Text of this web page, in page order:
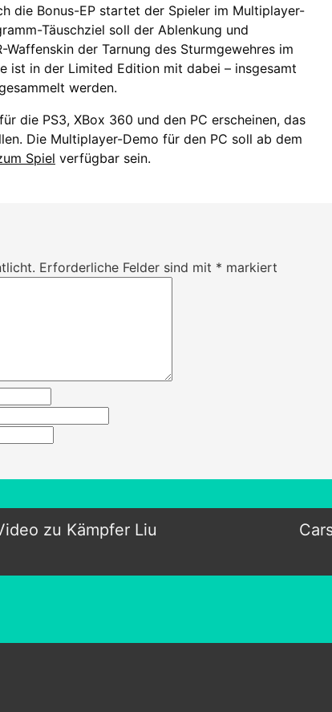
die Bonus-EP startet der Spieler im Multiplayer-
Täuschziel soll der Ablenkung und
Waffenskin der Tarnung des Sturmgewehres im
ist in der Limited Edition mit dabei – insgesamt
werden.
die PS3, XBox 360 und den PC erscheinen, das
Die Multiplayer-Demo für den PC soll ab dem
Spiel verfügbar sein.
Erforderliche Felder sind mit * markiert
zu Kämpfer Liu